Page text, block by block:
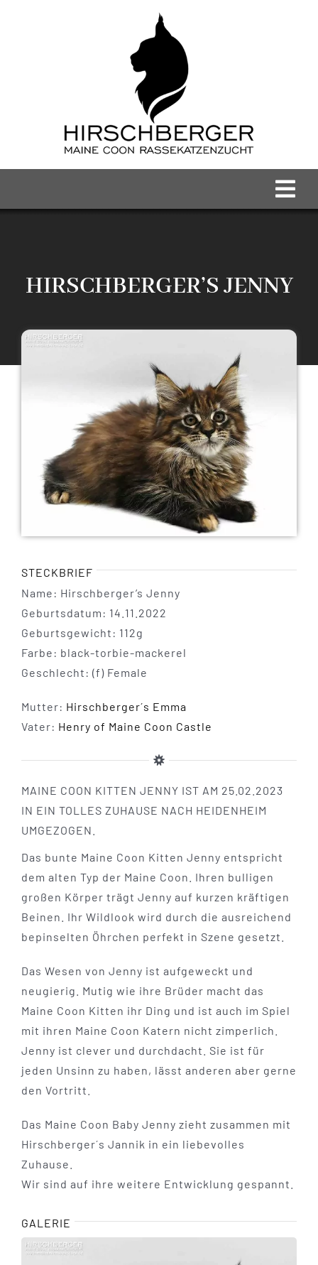
Maine Coon Kater
Maine Coon Kastraten
Katzenblog
HIRSCHBERGER’S JENNY
STECKBRIEF
Name: Hirschberger’s Jenny
Geburtsdatum: 14.11.2022
Geburtsgewicht: 112g
Farbe: black-torbie-mackerel
Geschlecht: (f) Female
Mutter: Hirschberger´s Emma
Vater: Henry of Maine Coon Castle
MAINE COON KITTEN JENNY IST AM 25.02.2023
IN EIN TOLLES ZUHAUSE NACH HEIDENHEIM
UMGEZOGEN.
Das bunte Maine Coon Kitten Jenny entspricht
dem alten Typ der Maine Coon. Ihren bulligen
großen Körper trägt Jenny auf kurzen kräftigen
Beinen. Ihr Wildlook wird durch die ausreichend
bepinselten Öhrchen perfekt in Szene gesetzt.
Das Wesen von Jenny ist aufgeweckt und
neugierig. Mutig wie ihre Brüder macht das
Maine Coon Kitten ihr Ding und ist auch im Spiel
mit ihren Maine Coon Katern nicht zimperlich.
Jenny ist clever und durchdacht. Sie ist für
jeden Unsinn zu haben, lässt anderen aber gerne
den Vortritt.
Das Maine Coon Baby Jenny zieht zusammen mit
Hirschberger´s Jannik in ein liebevolles
Zuhause.
Wir sind auf ihre weitere Entwicklung gespannt.
GALERIE